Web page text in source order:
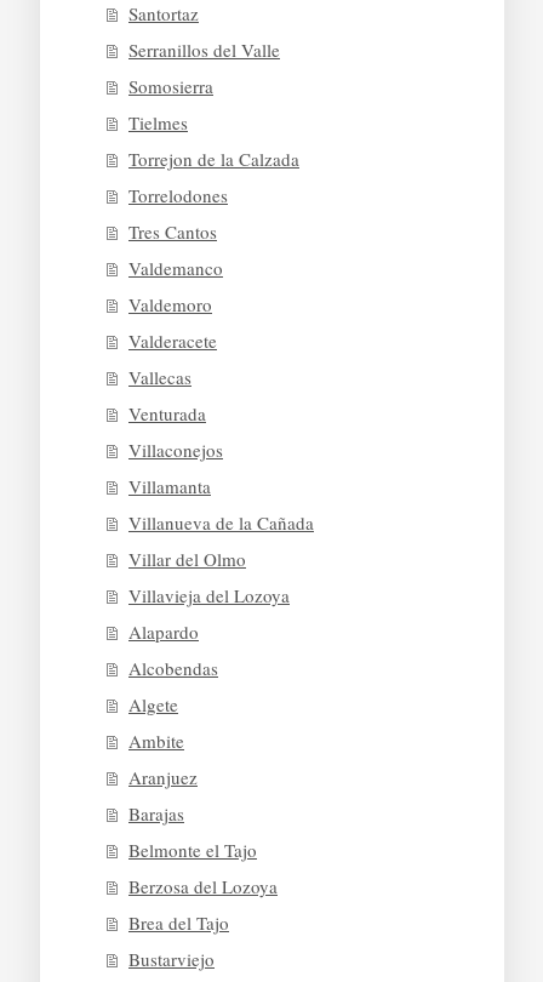
Santortaz
Serranillos del Valle
Somosierra
Tielmes
Torrejon de la Calzada
Torrelodones
Tres Cantos
Valdemanco
Valdemoro
Valderacete
Vallecas
Venturada
Villaconejos
Villamanta
Villanueva de la Cañada
Villar del Olmo
Villavieja del Lozoya
Alapardo
Alcobendas
Algete
Ambite
Aranjuez
Barajas
Belmonte el Tajo
Berzosa del Lozoya
Brea del Tajo
Bustarviejo